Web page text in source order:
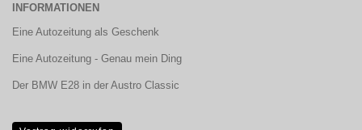
INFORMATIONEN
Eine Autozeitung als Geschenk
Eine Autozeitung - Genau mein Ding
Der BMW E28 in der Austro Classic